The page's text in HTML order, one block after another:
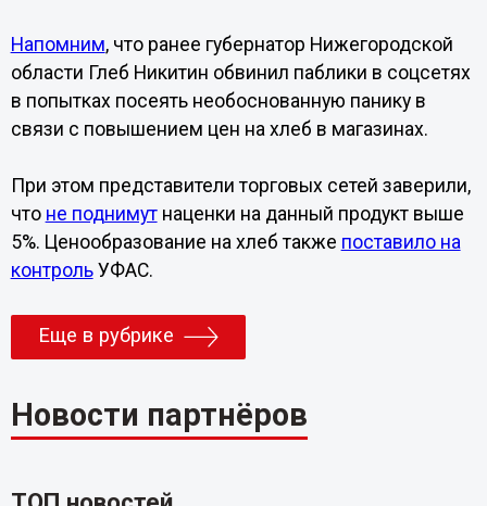
Напомним, что ранее губернатор Нижегородской
области Глеб Никитин обвинил паблики в соцсетях
в попытках посеять необоснованную панику в
связи с повышением цен на хлеб в магазинах.
При этом представители торговых сетей заверили,
что не поднимутнаценки на данный продукт выше
5%. Ценообразование на хлеб также поставило на
контрольУФАС.
Еще в рубрике
Новости партнёров